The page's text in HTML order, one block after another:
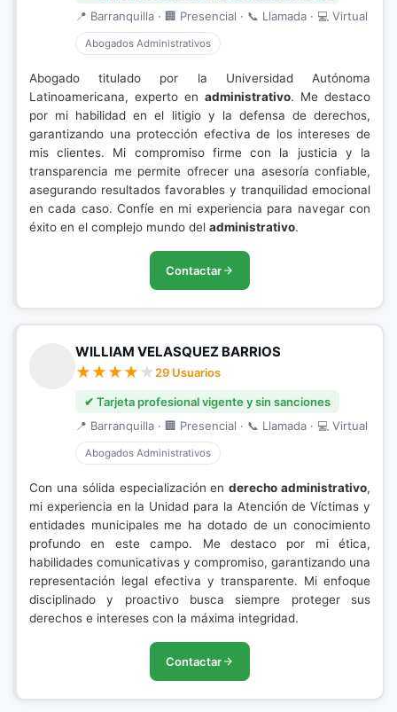
📍 Barranquilla · 🏢 Presencial · 📞 Llamada · 💻 Virtual
Abogados Administrativos
Abogado titulado por la Universidad Autónoma
Latinoamericana, experto en administrativo. Me destaco
por mi habilidad en el litigio y la defensa de derechos,
garantizando una protección efectiva de los intereses de
mis clientes. Mi compromiso firme con la justicia y la
transparencia me permite ofrecer una asesoría confiable,
asegurando resultados favorables y tranquilidad emocional
en cada caso. Confíe en mi experiencia para navegar con
éxito en el complejo mundo del administrativo.
Contactar
WILLIAM VELASQUEZ BARRIOS
29 Usuarios
✔ Tarjeta profesional vigente y sin sanciones
📍 Barranquilla · 🏢 Presencial · 📞 Llamada · 💻 Virtual
Abogados Administrativos
Con una sólida especialización enderecho administrativo,
mi experiencia en la Unidad para la Atención de Víctimas y
entidades municipales me ha dotado de un conocimiento
profundo en este campo. Me destaco por mi ética,
habilidades comunicativas y compromiso, garantizando una
representación legal efectiva y transparente. Mi enfoque
disciplinado y proactivo busca siempre proteger sus
derechos e intereses con la máxima integridad.
Contactar